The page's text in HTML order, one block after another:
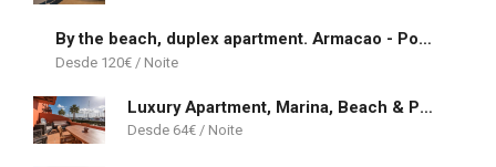
By the beach, duplex apartment. Armacao - Portugal
120€
Luxury Apartment, Marina, Beach & Pool
64€